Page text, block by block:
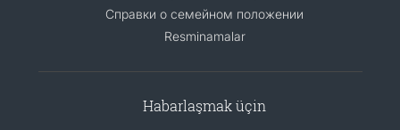
Cправки о семейном положении
Resminamalar
Habarlaşmak üçin